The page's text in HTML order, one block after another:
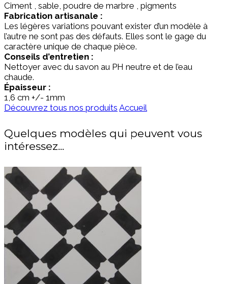
Ciment , sable, poudre de marbre , pigments
Fabrication artisanale :
Les légères variations pouvant exister d’un modèle à
l’autre ne sont pas des défauts. Elles sont le gage du
caractère unique de chaque pièce.
Conseils d’entretien :
Nettoyer avec du savon au PH neutre et de l’eau
chaude.
Épaisseur :
1,6 cm +/- 1mm
Découvrez tous nos produits Accueil
Quelques modèles qui peuvent vous
intéressez...